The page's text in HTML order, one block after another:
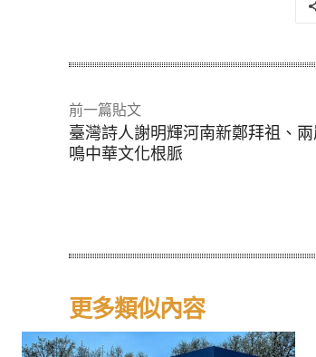
前一篇貼文
臺灣詩人謝明輝河南新鄭拜祖、
鳴中華文化根脈
更多類似內容